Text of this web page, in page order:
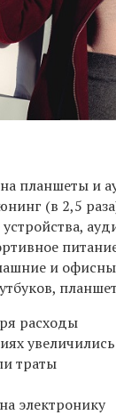
планшеты и
(в 2,5
и
расходы
увеличились
траты
электронику